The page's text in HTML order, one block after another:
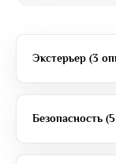
Экстерьер (3
Безопасность